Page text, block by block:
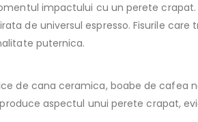
impactului cu un perete
de universul espresso. Fisurile
puternica.
de cana ceramica, boabe de cafea
aspectul unui perete crapat,